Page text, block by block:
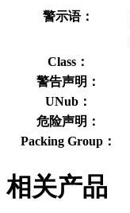
警示语：
Class：
警告声明：
UNub：
危险声明：
Packing Group：
相关产品